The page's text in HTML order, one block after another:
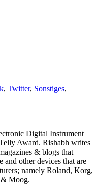
, Twitter, Sonstiges,
Digital Instrument
Award. Rishabh writes
& blogs that
and other devices that are
namely Roland, Korg,
& Moog.